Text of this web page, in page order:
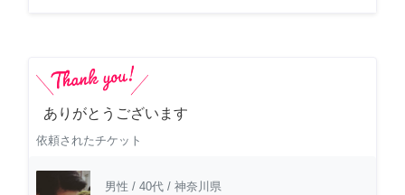
ありがとうございます
依頼されたチケット
男性 / 40代 / 神奈川県